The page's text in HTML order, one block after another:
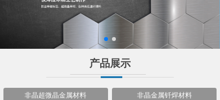
产品展示
非晶超微晶金属材料 非晶金属钎焊材料